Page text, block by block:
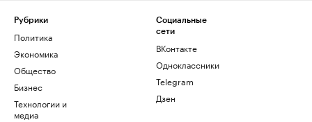
Рубрики
Политика
Экономика
Общество
Бизнес
Технологии и
медиа
Социальные
сети
ВКонтакте
Одноклассники
Telegram
Дзен